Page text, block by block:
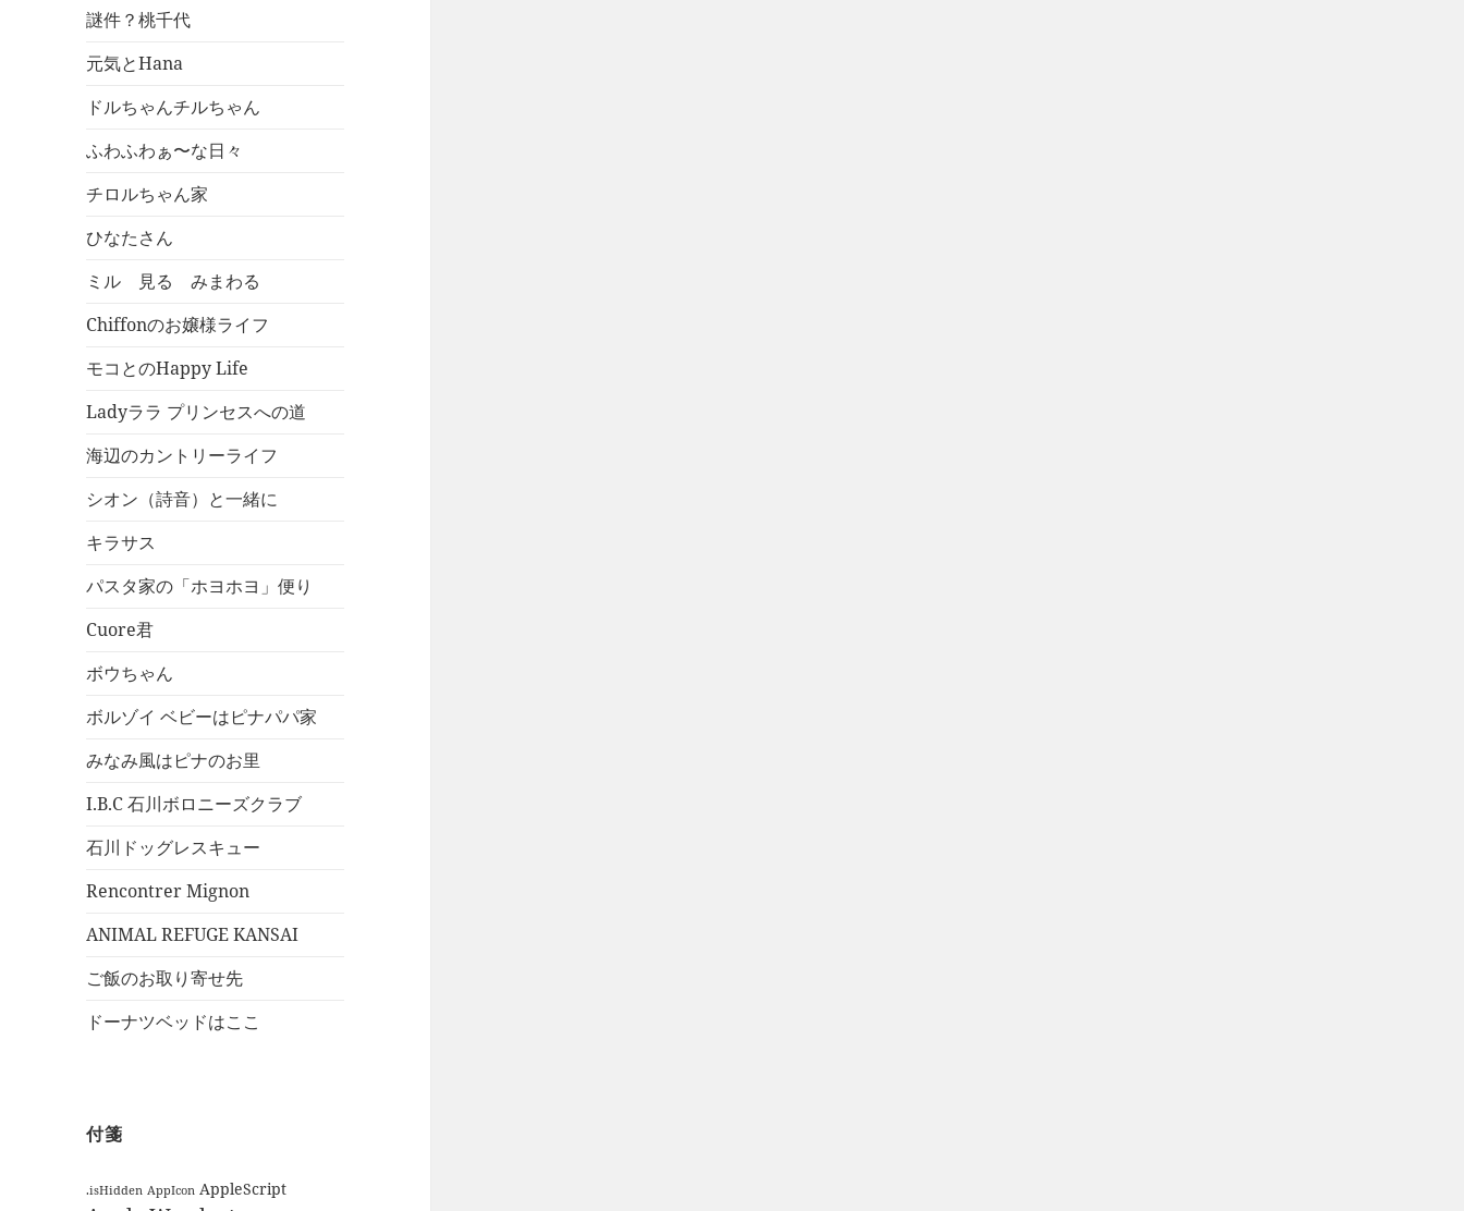
謎件？桃千代
元気とHana
ドルちゃんチルちゃん
ふわふわぁ〜な日々
チロルちゃん家
ひなたさん
ミル 見る みまわる
Chiffonのお嬢様ライフ
モコとのHappy Life
Ladyララ プリンセスへの道
海辺のカントリーライフ
シオン（詩音）と一緒に
キラサス
パスタ家の「ホヨホヨ」便り
Cuore君
ボウちゃん
ボルゾイ ベビーはピナパパ家
みなみ風はピナのお里
I.B.C 石川ボロニーズクラブ
石川ドッグレスキュー
Rencontrer Mignon
ANIMAL REFUGE KANSAI
ご飯のお取り寄せ先
ドーナツベッドはここ
付箋
.isHidden AppIcon AppleScript